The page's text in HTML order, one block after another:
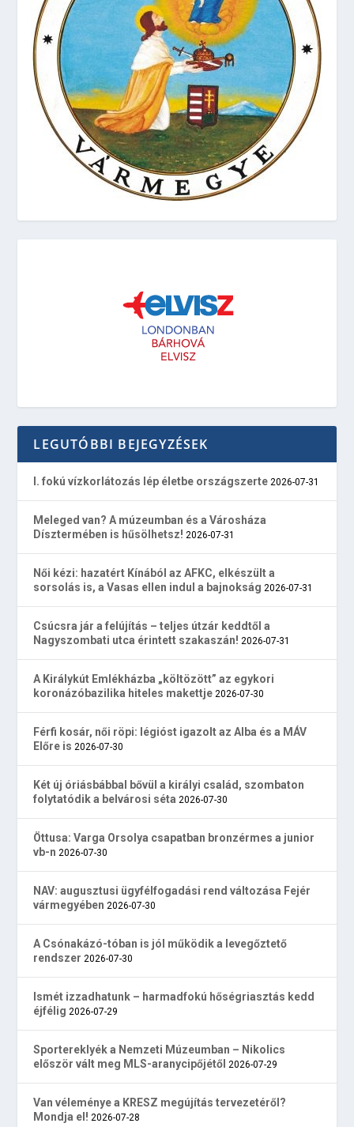
LEGUTÓBBI BEJEGYZÉSEK
I. fokú vízkorlátozás lép életbe országszerte 2026-07-31
Meleged van? A múzeumban és a Városháza
Dísztermében is hűsölhetsz! 2026-07-31
Női kézi: hazatért Kínából az AFKC, elkészült a
sorsolás is, a Vasas ellen indul a bajnokság 2026-07-31
Csúcsra jár a felújítás – teljes útzár keddtől a
Nagyszombati utca érintett szakaszán! 2026-07-31
A Királykút Emlékházba „költözött” az egykori
koronázóbazilika hiteles makettje 2026-07-30
Férfi kosár, női röpi: légióst igazolt az Alba és a MÁV
Előre is 2026-07-30
Két új óriásbábbal bővül a királyi család, szombaton
folytatódik a belvárosi séta 2026-07-30
Öttusa: Varga Orsolya csapatban bronzérmes a junior
vb-n 2026-07-30
NAV: augusztusi ügyfélfogadási rend változása Fejér
vármegyében 2026-07-30
A Csónakázó-tóban is jól működik a levegőztető
rendszer 2026-07-30
Ismét izzadhatunk – harmadfokú hőségriasztás kedd
éjfélig 2026-07-29
Sportereklyék a Nemzeti Múzeumban – Nikolics
először vált meg MLS-aranycipőjétől 2026-07-29
Van véleménye a KRESZ megújítás tervezetéről?
Mondja el! 2026-07-28